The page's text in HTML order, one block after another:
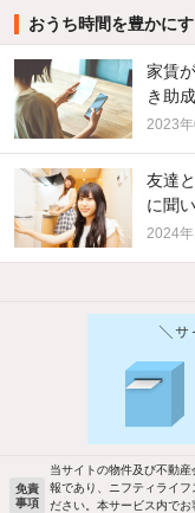
おうち時間を豊かに
家賃
き助
2023
友達
に聞
2024
バス・トイレ別
洗濯機置場あり
免責
事項
当サイトの物件及び不動
報であり、ニフティライ
ださい。本サービス内で